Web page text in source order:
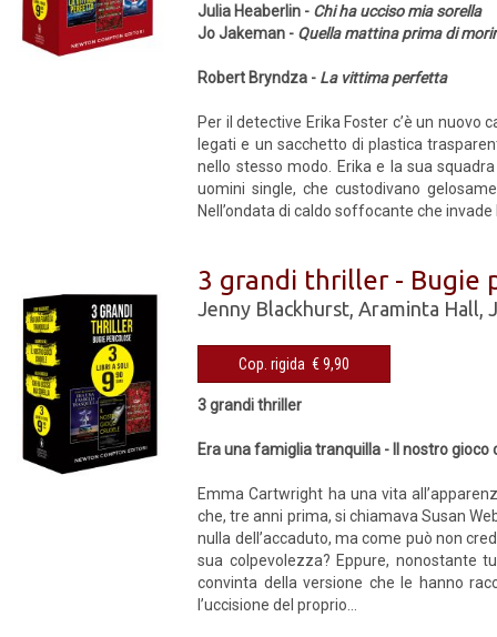
Julia Heaberlin - Chi ha ucciso mia sorella
Jo Jakeman - Quella mattina prima di
Robert Bryndza - La vittima perfetta
Per il detective Erika Foster c’è un
legati e un sacchetto di plastica
nello stesso modo. Erika e la sua
uomini single, che custodivano
Nell’ondata di caldo soffocante che invade
3 grandi thriller - Bugie
Jenny Blackhurst,Araminta Hall,
Cop. rigida € 9,90
3 grandi thriller
Era una famiglia tranquilla - Il nostro gioco
Emma Cartwright ha una vita
che, tre anni prima, si chiamava Susan
nulla dell’accaduto, ma come può non
sua colpevolezza? Eppure, nonostante
convinta della versione che le hanno
l’uccisione del proprio...